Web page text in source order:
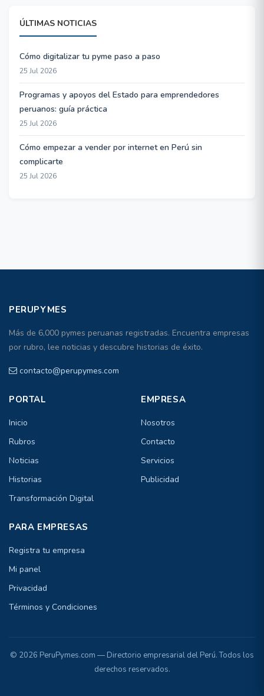
ÚLTIMAS NOTICIAS
Cómo digitalizar tu pyme paso a paso
25 Jul 2026
Programas y apoyos del Estado para emprendedores
peruanos: guía práctica
25 Jul 2026
Cómo empezar a vender por internet en Perú sin
complicarte
25 Jul 2026
PERUPYMES
Más de 6,000 pymes peruanas registradas. Encuentra empresas
por rubro, lee noticias y descubre historias de éxito.
contacto@perupymes.com
PORTAL
Inicio
Rubros
Noticias
Historias
Transformación Digital
EMPRESA
Nosotros
Contacto
Servicios
Publicidad
PARA EMPRESAS
Registra tu empresa
Mi panel
Privacidad
Términos y Condiciones
© 2026 PeruPymes.com — Directorio empresarial del Perú. Todos los
derechos reservados.